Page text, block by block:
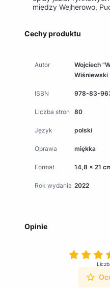
między Wejherowo,
Cechy produktu
Autor
Wojciech
Wiśniewski
ISBN 978-83-
Liczba stron 80
Język polski
Oprawa miękka
Format 14,8 x 21
Rok wydania 2022
Opinie